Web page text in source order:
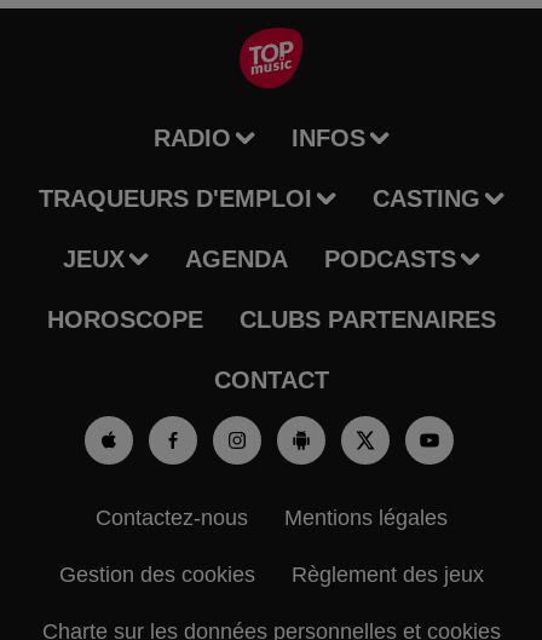
RADIO INFOS
TRAQUEURS D'EMPLOI CASTING
JEUX AGENDA PODCASTS
HOROSCOPE CLUBS PARTENAIRES
CONTACT
Contactez-nous Mentions légales
Gestion des cookies Règlement des jeux
Charte sur les données personnelles et cookies